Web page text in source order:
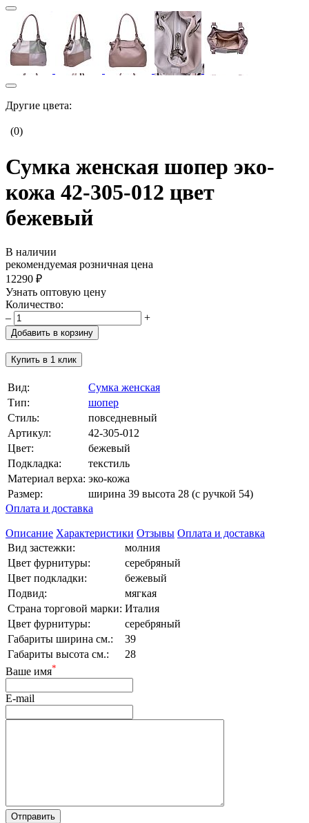
Другие цвета:
(0)
Сумка женская шопер эко-
кожа 42-305-012 цвет
бежевый
В наличии
рекомендуемая розничная цена
12290 ₽
Узнать оптовую цену
Количество:
–
+
Добавить в корзину
Купить в 1 клик
Вид:
Сумка женская
Тип:
шопер
Стиль:
повседневный
Артикул:
42-305-012
Цвет:
бежевый
Подкладка:
текстиль
Материал верха: эко-кожа
Размер:
ширина 39 высота 28 (с ручкой 54)
Оплата и доставка
Описание Характеристики Отзывы Оплата и доставка
Вид застежки:
молния
Цвет фурнитуры:
серебряный
Цвет подкладки:
бежевый
Подвид:
мягкая
Страна торговой марки: Италия
Цвет фурнитуры:
серебряный
Габариты ширина см.:
39
Габариты высота см.:
28
Ваше имя*
E-mail